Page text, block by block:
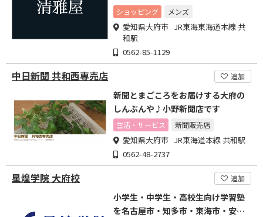
ショッピング メンズ
愛知県大府市 JR東海東海道本線 共
和駅
0562-85-1129
中日新聞 共和西専売店 追加
新聞とまごころをお届けする大府の
しんぶんや♪小野新聞店です
生活・サービス 新聞販売店
愛知県大府市 JR東海道本線 共和駅
0562-48-2737
星煌学院 大府校 追加
小学生・中学生・高校生向け学習塾
を名古屋市・知多市・東海市・安城